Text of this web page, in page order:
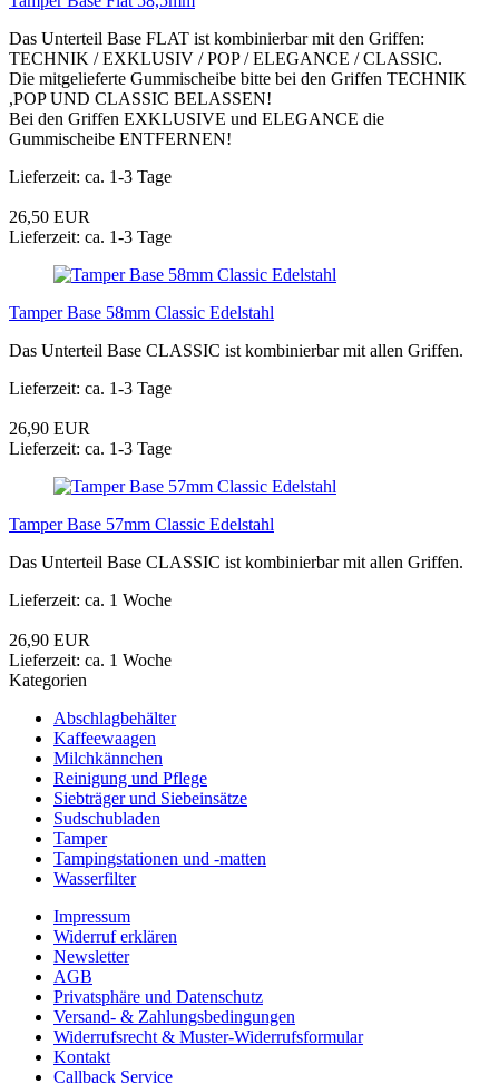
Das Unterteil Base FLAT ist kombinierbar mit den Griffen:
TECHNIK / EXKLUSIV / POP / ELEGANCE / CLASSIC.
Die mitgelieferte Gummischeibe bitte bei den Griffen TECHNIK
,POP UND CLASSIC BELASSEN!
Bei den Griffen EXKLUSIVE und ELEGANCE die
Gummischeibe ENTFERNEN!
Lieferzeit: ca. 1-3 Tage
26,50 EUR
Lieferzeit: ca. 1-3 Tage
Tamper Base 58mm Classic Edelstahl
Das Unterteil Base CLASSIC ist kombinierbar mit allen Griffen.
Lieferzeit: ca. 1-3 Tage
26,90 EUR
Lieferzeit: ca. 1-3 Tage
Tamper Base 57mm Classic Edelstahl
Das Unterteil Base CLASSIC ist kombinierbar mit allen Griffen.
Lieferzeit: ca. 1 Woche
26,90 EUR
Lieferzeit: ca. 1 Woche
Kategorien
Abschlagbehälter
Kaffeewaagen
Milchkännchen
Reinigung und Pflege
Siebträger und Siebeinsätze
Sudschubladen
Tamper
Tampingstationen und -matten
Wasserfilter
Impressum
Widerruf erklären
Newsletter
AGB
Privatsphäre und Datenschutz
Versand- & Zahlungsbedingungen
Widerrufsrecht & Muster-Widerrufsformular
Kontakt
Callback Service